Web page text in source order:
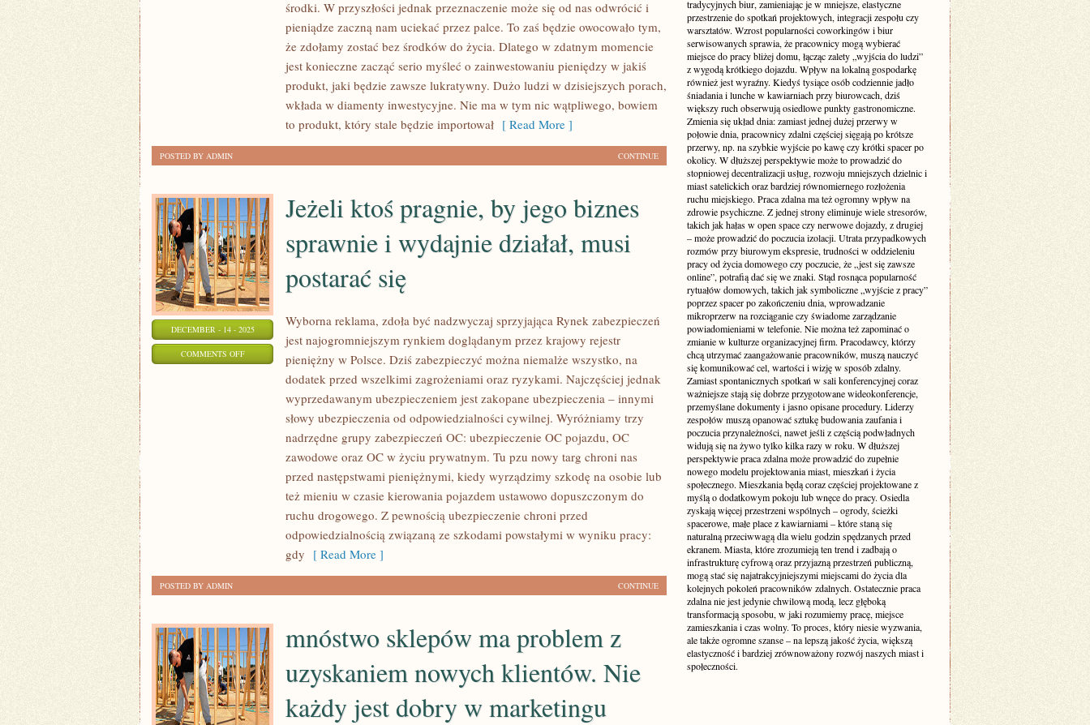
DOSŁOWNIE
WSZYSTKO,
JEŻELI
DO
TEGO
GODZIWE
środki. W przyszłości jednak przeznaczenie może się od nas odwrócić i
pieniądze zaczną nam uciekać przez palce. To zaś będzie owocowało tym,
że zdołamy zostać bez środków do życia. Dlatego w zdatnym momencie
jest konieczne zacząć serio myśleć o zainwestowaniu pieniędzy w jakiś
produkt, jaki będzie zawsze lukratywny. Dużo ludzi w dzisiejszych porach,
wkłada w diamenty inwestycyjne. Nie ma w tym nic wątpliwego, bowiem
to produkt, który stale będzie importował [ Read More ]
CONTINUE
POSTED BY ADMIN
DECEMBER - 14 - 2025
COMMENTS OFFON
MUSI
POSTARAĆ
Jeżeli ktoś pragnie, by jego biznes
sprawnie i wydajnie działał, musi
postarać się
Wyborna reklama, zdoła być nadzwyczaj sprzyjająca Rynek zabezpieczeń
jest najogromniejszym rynkiem doglądanym przez krajowy rejestr
pieniężny w Polsce. Dziś zabezpieczyć można niemalże wszystko, na
dodatek przed wszelkimi zagrożeniami oraz ryzykami. Najczęściej jednak
wyprzedawanym ubezpieczeniem jest zakopane ubezpieczenia – innymi
słowy ubezpieczenia od odpowiedzialności cywilnej. Wyróżniamy trzy
nadrzędne grupy zabezpieczeń OC: ubezpieczenie OC pojazdu, OC
zawodowe oraz OC w życiu prywatnym. Tu pzu nowy targ chroni nas
przed następstwami pieniężnymi, kiedy wyrządzimy szkodę na osobie lub
też mieniu w czasie kierowania pojazdem ustawowo dopuszczonym do
ruchu drogowego. Z pewnością ubezpieczenie chroni przed
odpowiedzialnością związaną ze szkodami powstałymi w wyniku pracy:
gdy [ Read More ]
CONTINUE
POSTED BY ADMIN
mnóstwo sklepów ma problem z
uzyskaniem nowych klientów. Nie
każdy jest dobry w marketingu
tradycyjnych biur, zamieniając je w mniejsze, elastyczne
przestrzenie do spotkań projektowych, integracji zespołu czy
warsztatów. Wzrost popularności coworkingów i biur
serwisowanych sprawia, że pracownicy mogą wybierać
miejsce do pracy bliżej domu, łącząc zalety „wyjścia do ludzi”
z wygodą krótkiego dojazdu. Wpływ na lokalną gospodarkę
również jest wyraźny. Kiedyś tysiące osób codziennie jadło
śniadania i lunche w kawiarniach przy biurowcach, dziś
większy ruch obserwują osiedlowe punkty gastronomiczne.
Zmienia się układ dnia: zamiast jednej dużej przerwy w
połowie dnia, pracownicy zdalni częściej sięgają po krótsze
przerwy, np. na szybkie wyjście po kawę czy krótki spacer po
okolicy. W dłuższej perspektywie może to prowadzić do
stopniowej decentralizacji usług, rozwoju mniejszych dzielnic i
miast satelickich oraz bardziej równomiernego rozłożenia
ruchu miejskiego. Praca zdalna ma też ogromny wpływ na
zdrowie psychiczne. Z jednej strony eliminuje wiele stresorów,
takich jak hałas w open space czy nerwowe dojazdy, z drugiej
– może prowadzić do poczucia izolacji. Utrata przypadkowych
rozmów przy biurowym ekspresie, trudności w oddzieleniu
pracy od życia domowego czy poczucie, że „jest się zawsze
online”, potrafią dać się we znaki. Stąd rosnąca popularność
rytuałów domowych, takich jak symboliczne „wyjście z pracy”
poprzez spacer po zakończeniu dnia, wprowadzanie
mikroprzerw na rozciąganie czy świadome zarządzanie
powiadomieniami w telefonie. Nie można też zapominać o
zmianie w kulturze organizacyjnej firm. Pracodawcy, którzy
chcą utrzymać zaangażowanie pracowników, muszą nauczyć
się komunikować cel, wartości i wizję w sposób zdalny.
Zamiast spontanicznych spotkań w sali konferencyjnej coraz
ważniejsze stają się dobrze przygotowane wideokonferencje,
przemyślane dokumenty i jasno opisane procedury. Liderzy
zespołów muszą opanować sztukę budowania zaufania i
poczucia przynależności, nawet jeśli z częścią podwładnych
widują się na żywo tylko kilka razy w roku. W dłuższej
perspektywie praca zdalna może prowadzić do zupełnie
nowego modelu projektowania miast, mieszkań i życia
społecznego. Mieszkania będą coraz częściej projektowane z
myślą o dodatkowym pokoju lub wnęce do pracy. Osiedla
zyskają więcej przestrzeni wspólnych – ogrody, ścieżki
spacerowe, małe place z kawiarniami – które staną się
naturalną przeciwwagą dla wielu godzin spędzanych przed
ekranem. Miasta, które zrozumieją ten trend i zadbają o
infrastrukturę cyfrową oraz przyjazną przestrzeń publiczną,
mogą stać się najatrakcyjniejszymi miejscami do życia dla
kolejnych pokoleń pracowników zdalnych. Ostatecznie praca
zdalna nie jest jedynie chwilową modą, lecz głęboką
transformacją sposobu, w jaki rozumiemy pracę, miejsce
zamieszkania i czas wolny. To proces, który niesie wyzwania,
ale także ogromne szanse – na lepszą jakość życia, większą
elastyczność i bardziej zrównoważony rozwój naszych miast i
społeczności.